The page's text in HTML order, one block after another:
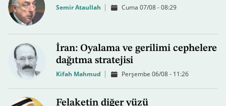
Semir Ataullah Cuma 07/08 - 08:29
İran: Oyalama ve gerilimi cephelere
dağıtma stratejisi
Kifah Mahmud Perşembe 06/08 - 11:26
Felaketin diğer yüzü